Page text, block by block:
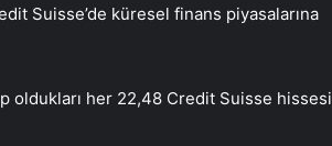
Suisse’de küresel finans piyasalarına
oldukları her 22,48 Credit Suisse hissesi